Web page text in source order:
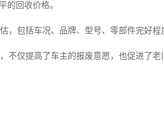
的回收价格。
，包括车况、品牌、型号、零部件完好程
不仅提高了车主的报废意愿，也促进了老